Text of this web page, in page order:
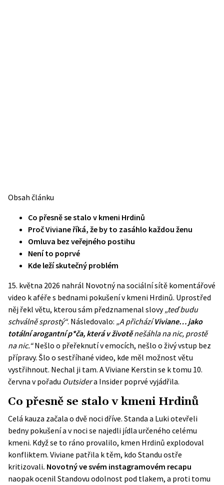
Obsah článku
Co přesně se stalo v kmeni Hrdinů
Proč Viviane říká, že by to zasáhlo každou ženu
Omluva bez veřejného postihu
Není to poprvé
Kde leží skutečný problém
15. května 2026 nahrál Novotný na sociální sítě komentářové
video k aféře s bednami pokušení v kmeni Hrdinů. Uprostřed
něj řekl větu, kterou sám předznamenal slovy„teď budu
schválně sprostý“. Následovalo: „A přicházíViviane… jako
totální arogantní p*ča, která v životěnešáhla na nic, prostě
na nic.“Nešlo o přeřeknutí v emocích, nešlo o živý vstup bez
přípravy. Šlo o sestříhané video, kde měl možnost větu
vystřihnout. Nechal ji tam. A Viviane Kerstin se k tomu 10.
června v pořadu Outsidera Insider poprvé vyjádřila.
Co přesně se stalo v kmeni Hrdinů
Celá kauza začala o dvě noci dříve. Standa a Luki otevřeli
bedny pokušení a v noci se najedli jídla určeného celému
kmeni. Když se to ráno provalilo, kmen Hrdinů explodoval
konfliktem. Viviane patřila k těm, kdo Standu ostře
kritizovali. Novotný ve svém instagramovém recapu
naopak ocenil Standovu odolnost pod tlakem, a proti tomu